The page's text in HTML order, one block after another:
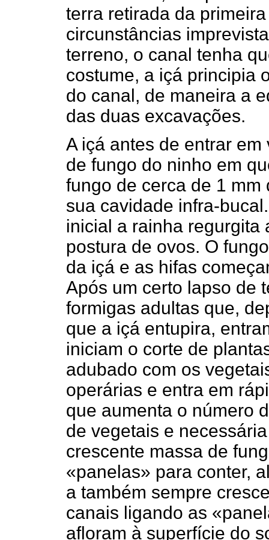
terra retirada da
circunstâncias
terreno, o canal tenha
costume, a içá principia
do canal, de maneira a
das duas excavações.
A içá antes de entrar
de fungo do ninho em
fungo de cerca de 1
sua cavidade infra-
inicial a rainha regurgita
postura de ovos. O
da içá e as hifas
Após um certo lapso de
formigas adultas que,
que a içá entupira,
iniciam o corte de
adubado com os
operárias e entra em
que aumenta o número
de vegetais e
crescente massa de
«panelas» para conter,
a também sempre
canais ligando as
afloram à superfície do